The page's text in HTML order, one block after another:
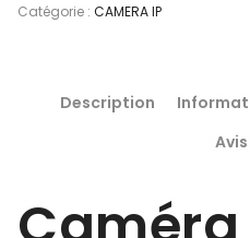
Catégorie : CAMERA IP
Description